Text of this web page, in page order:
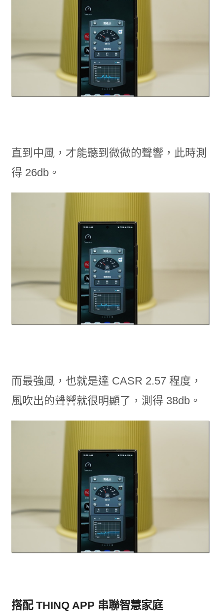
直到中風，才能聽到微微的聲響，此時測
得 26db。
而最強風，也就是達 CASR 2.57 程度，
風吹出的聲響就很明顯了，測得 38db。
搭配 THINQ APP 串聯智慧家庭